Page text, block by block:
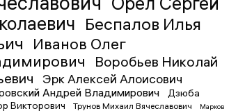
Беспалов Илья
Иванов Олег
Воробьев Николай
Эрк Алексей Алоисович
Андрей Владимирович
Дзюба
Викторович
Трунов Михаил Вячеславович
Марков